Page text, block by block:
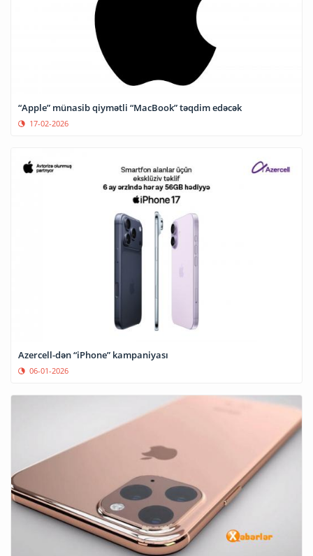
“Apple” münasib qiymətli “MacBook” təqdim edəcək
17-02-2026
Azercell-dən “iPhone” kampaniyası
06-01-2026